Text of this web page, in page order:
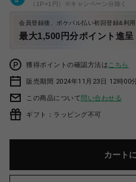
（1P=1円）※キャンペーン分除く
会員登録後、ポケパル払い初回登録&利
最大1,500円分ポイント進呈
獲得ポイントの確認方法は こちら
販売期間 2024年11月23日 12時00
この商品について問い合わせる
ギフト：ラッピング不可
カート